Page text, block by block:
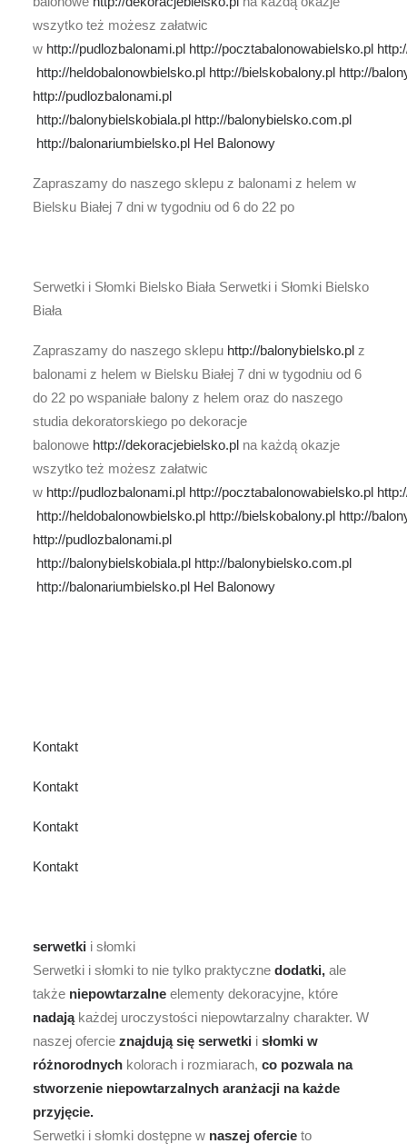
wszytko też możesz załatwic
w http://pudlozbalonami.pl http://pocztabalonowabielsko.pl
http://heldobalonowbielsko.pl http://bielskobalony.pl http://
http://pudlozbalonami.pl
http://balonybielskobiala.pl http://balonybielsko.com.pl
http://balonariumbielsko.pl Hel Balonowy
Zapraszamy do naszego sklepu z balonami z helem w
Bielsku Białej 7 dni w tygodniu od 6 do 22 po
Serwetki i Słomki Bielsko Biała Serwetki i Słomki Bielsko
Biała
Zapraszamy do naszego sklepu http://balonybielsko.pl z
balonami z helem w Bielsku Białej 7 dni w tygodniu od 6
do 22 po wspaniałe balony z helem oraz do naszego
studia dekoratorskiego po dekoracje
balonowe http://dekoracjebielsko.pl na każdą okazje
wszytko też możesz załatwic
w http://pudlozbalonami.pl http://pocztabalonowabielsko.pl
http://heldobalonowbielsko.pl http://bielskobalony.pl http://
http://pudlozbalonami.pl
http://balonybielskobiala.pl http://balonybielsko.com.pl
http://balonariumbielsko.pl Hel Balonowy
Kontakt
Kontakt
Kontakt
Kontakt
serwetki i słomki
Serwetki i słomki to nie tylko praktyczne dodatki, ale
także niepowtarzalne elementy dekoracyjne, które
nadająkażdej uroczystości niepowtarzalny charakter. W
naszej ofercie znajdują się serwetki i słomki w
różnorodnych kolorach i rozmiarach, co pozwala na
stworzenie niepowtarzalnych aranżacji na każde
przyjęcie.
Serwetki i słomki dostępne w naszej ofercie to